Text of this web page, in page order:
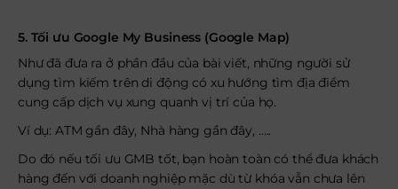
5. Tối ưu Google My Business (Google Map)
Như đã đưa ra ở phần đầu của bài viết, những người sử
dụng tìm kiếm trên di động có xu hướng tìm địa điểm
cung cấp dịch vụ xung quanh vị trí của họ.
Ví dụ: ATM gần đây, Nhà hàng gần đây, …..
Do đó nếu tối ưu GMB tốt, bạn hoàn toàn có thể đưa khách
hàng đến với doanh nghiệp mặc dù từ khóa vẫn chưa lên